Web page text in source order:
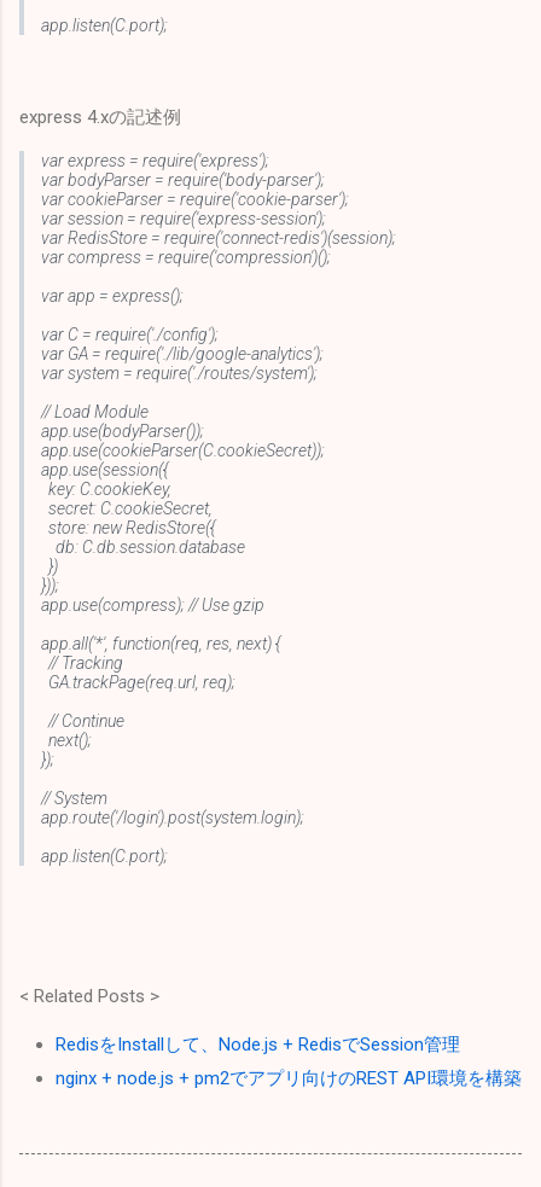
app.listen(C.port);
express 4.xの記述例
var express = require('express');
var bodyParser = require('body-parser');
var cookieParser = require('cookie-parser');
var session = require('express-session');
var RedisStore = require('connect-redis')(session);
var compress = require('compression')();
var app = express();
var C = require('./config');
var GA = require('./lib/google-analytics');
var system = require('./routes/system');
// Load Module
app.use(bodyParser());
app.use(cookieParser(C.cookieSecret));
app.use(session({
key: C.cookieKey,
secret: C.cookieSecret,
store: new RedisStore({
db: C.db.session.database
})
}));
app.use(compress); // Use gzip
app.all('*', function(req, res, next) {
// Tracking
GA.trackPage(req.url, req);
// Continue
next();
});
// System
app.route('/login').post(system.login);
app.listen(C.port);
< Related Posts >
RedisをInstallして、Node.js + RedisでSession管理
nginx + node.js + pm2でアプリ向けのREST API環境を構築